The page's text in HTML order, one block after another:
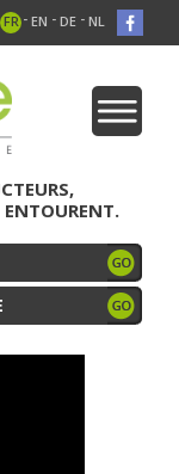
FR - EN - DE - NL